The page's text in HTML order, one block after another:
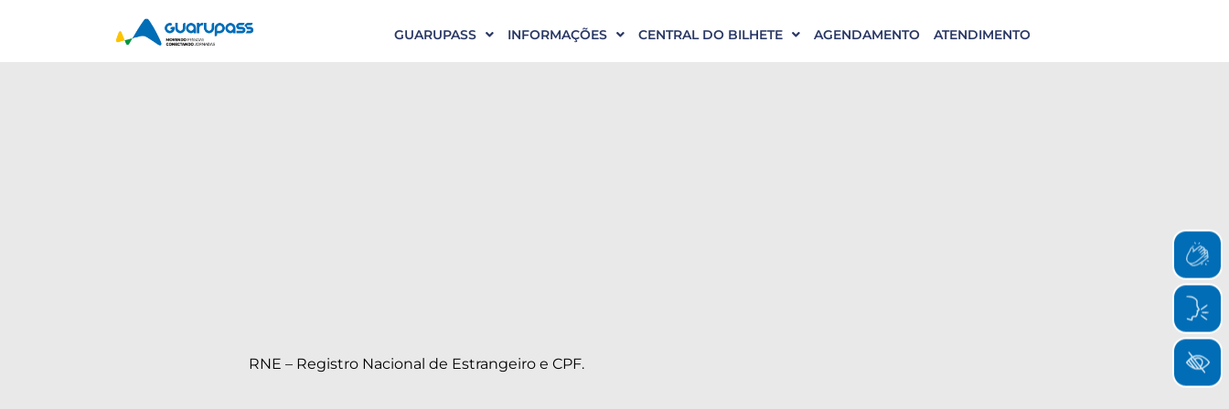
GUARUPASS INFORMAÇÕES CENTRAL DO BILHETE AGENDAMENTO ATENDIMENTO
RNE – Registro Nacional de Estrangeiro e CPF.